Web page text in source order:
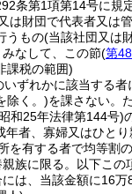
条第1項第14号に規
は財団で代表者又は
うもの(当該社団又は
なして、この節(第
課税の範囲)
いずれかに該当する
除く。)を課さない。
和25年法律第144号)
年者、寡婦又はひとり
を有する者で均等割
族に限る。以下この
は、当該金額に16